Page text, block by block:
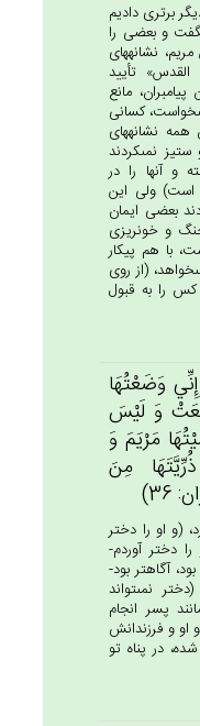
برترى داديم
و بعضى را
نشانه‏هاى
تأييد
مانع
كسانى
همه نشانه‏هاى
نمى‏كردند
و آنها را در
است) ولى اين
بعضى ايمان
و خونريزى
با هم پيكار
(از روى
را به قبول
وَضَعْتُهَا
وَ لَيْس‌َ
مَرْيَم‌َ وَ
مِن‌َ
(و او را دختر
دختر آوردم-
آگاهتر بود-
نمى‏تواند
پسر انجام
او و فرزندانش
در پناه تو